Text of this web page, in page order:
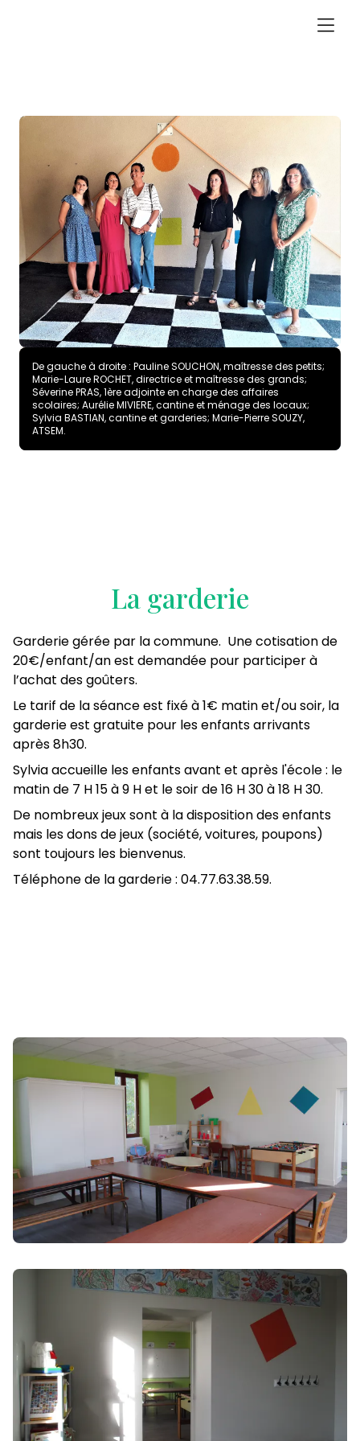
De gauche à droite : Pauline SOUCHON, maîtresse des petits;
Marie-Laure ROCHET, directrice et maîtresse des grands;
Séverine PRAS, 1ère adjointe en charge des affaires
scolaires; Aurélie MIVIERE, cantine et ménage des locaux;
Sylvia BASTIAN, cantine et garderies; Marie-Pierre SOUZY,
ATSEM.
La garderie
Garderie gérée par la commune. Une cotisation de
20€/enfant/an est demandée pour participer à
l’achat des goûters.
Le tarif de la séance est fixé à 1€ matin et/ou soir, la
garderie est gratuite pour les enfants arrivants
après 8h30.
Sylvia accueille les enfants avant et après l'école : le
matin de 7 H 15 à 9 H et le soir de 16 H 30 à 18 H 30.
De nombreux jeux sont à la disposition des enfants
mais les dons de jeux (société, voitures, poupons)
sont toujours les bienvenus.
Téléphone de la garderie : 04.77.63.38.59.